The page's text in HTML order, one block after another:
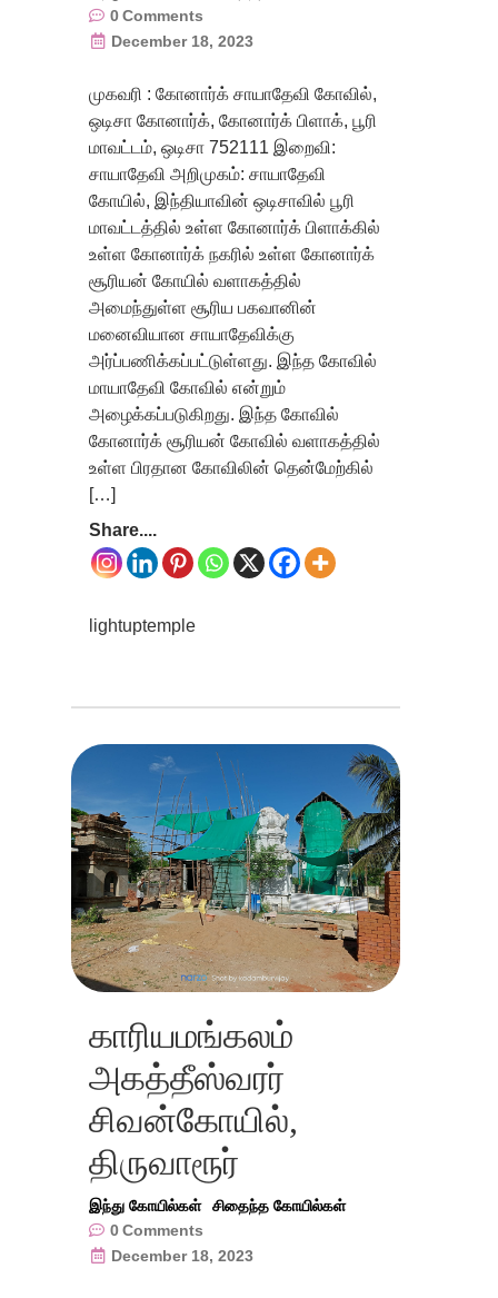
0Comments
December 18, 2023
முகவரி : கோனார்க் சாயாதேவி கோவில்,
ஒடிசா கோனார்க், கோனார்க் பிளாக், பூரி
மாவட்டம், ஒடிசா 752111 இறைவி:
சாயாதேவி அறிமுகம்: சாயாதேவி
கோயில், இந்தியாவின் ஒடிசாவில் பூரி
மாவட்டத்தில் உள்ள கோனார்க் பிளாக்கில்
உள்ள கோனார்க் நகரில் உள்ள கோனார்க்
சூரியன் கோயில் வளாகத்தில்
அமைந்துள்ள சூரிய பகவானின்
மனைவியான சாயாதேவிக்கு
அர்ப்பணிக்கப்பட்டுள்ளது. இந்த கோவில்
மாயாதேவி கோவில் என்றும்
அழைக்கப்படுகிறது. இந்த கோவில்
கோனார்க் சூரியன் கோவில் வளாகத்தில்
உள்ள பிரதான கோவிலின் தென்மேற்கில்
[…]
Share....
lightuptemple
காரியமங்கலம்
அகத்தீஸ்வரர்
சிவன்கோயில்,
திருவாரூர்
இந்து கோயில்கள்
சிதைந்த கோயில்கள்
0Comments
December 18, 2023